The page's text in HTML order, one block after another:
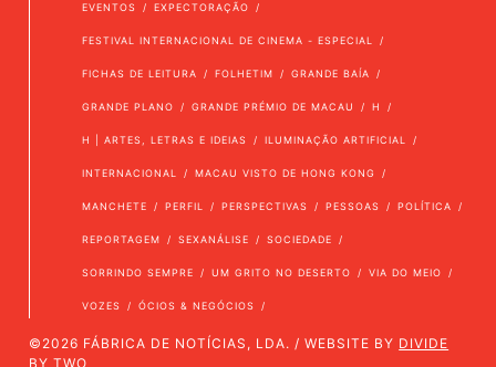
EVENTOS EXPECTORAÇÃO
FESTIVAL INTERNACIONAL DE CINEMA - ESPECIAL
FICHAS DE LEITURA FOLHETIM GRANDE BAÍA
GRANDE PLANO GRANDE PRÉMIO DE MACAU H
H | ARTES, LETRAS E IDEIAS ILUMINAÇÃO ARTIFICIAL
INTERNACIONAL MACAU VISTO DE HONG KONG
MANCHETE PERFIL PERSPECTIVAS PESSOAS POLÍTICA
REPORTAGEM SEXANÁLISE SOCIEDADE
SORRINDO SEMPRE UM GRITO NO DESERTO VIA DO MEIO
VOZES ÓCIOS & NEGÓCIOS
©2026 FÁBRICA DE NOTÍCIAS, LDA. / WEBSITE BY DIVIDE
BY TWO